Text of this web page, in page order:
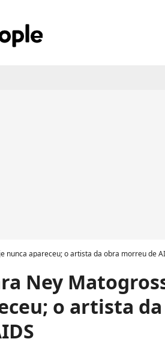
nunca apareceu; o artista da obra morreu de
Ney
o artista